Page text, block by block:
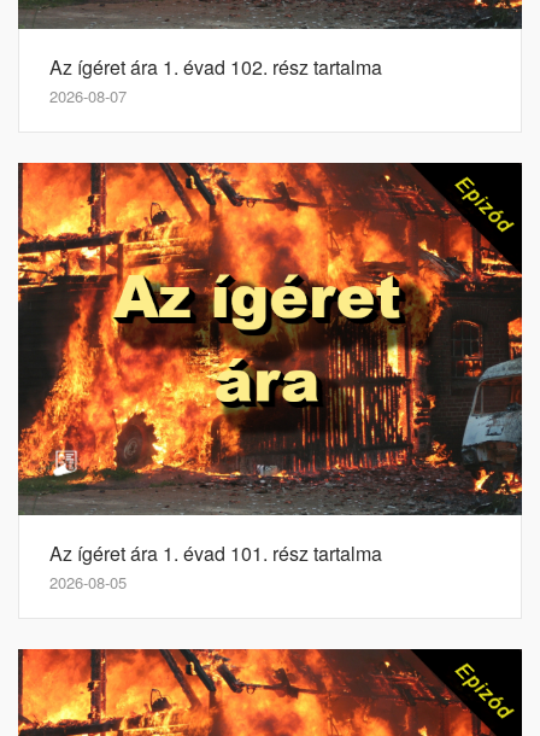
Az ígéret ára 1. évad 102. rész tartalma
2026-08-07
Az ígéret ára 1. évad 101. rész tartalma
2026-08-05